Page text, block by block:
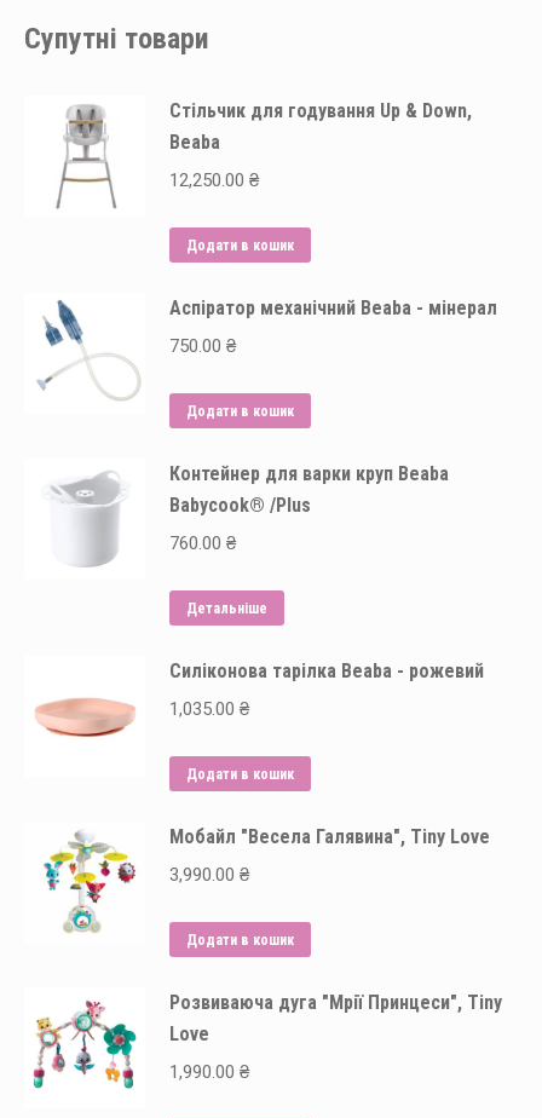
Супутні товари
Стільчик для годування Up & Down,
Beaba
12,250.00 ₴
Додати в кошик
Аспіратор механічний Beaba - мінерал
750.00 ₴
Додати в кошик
Контейнер для варки круп Beaba
Babycook® /Plus
760.00 ₴
Детальніше
Силіконова тарілка Beaba - рожевий
1,035.00 ₴
Додати в кошик
Мобайл "Весела Галявина", Tiny Love
3,990.00 ₴
Додати в кошик
Розвиваюча дуга "Мрії Принцеси", Tiny
Love
1,990.00 ₴